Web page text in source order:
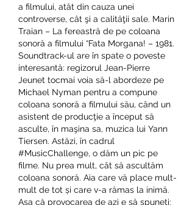
a filmului, atât din cauza unei
controverse, cât şi a calităţii sale. Marin
Traian – La fereastră de pe coloana
sonoră a filmului “Fata Morgana! – 1981.
Soundtrack-ul are în spate o poveste
interesantă: regizorul Jean-Pierre
Jeunet tocmai voia să-l abordeze pe
Michael Nyman pentru a compune
coloana sonoră a filmului său, când un
asistent de producţie a început să
asculte, în maşina sa, muzica lui Yann
Tiersen. Astăzi, în cadrul
#MusicChallenge, o dăm un pic pe
filme. Nu prea mult, cât să ascultăm
coloana sonoră. Aia care vă place mult-
mult de tot și care v-a rămas la inimă.
Așa că provocarea de azi e să spuneți: